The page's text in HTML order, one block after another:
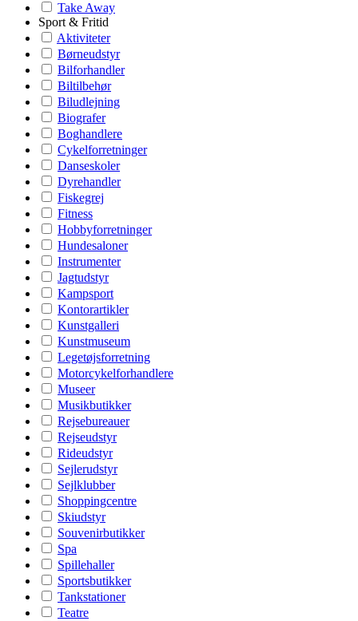
Take Away
Sport & Fritid
Aktiviteter
Børneudstyr
Bilforhandler
Biltilbehør
Biludlejning
Biografer
Boghandlere
Cykelforretninger
Danseskoler
Dyrehandler
Fiskegrej
Fitness
Hobbyforretninger
Hundesaloner
Instrumenter
Jagtudstyr
Kampsport
Kontorartikler
Kunstgalleri
Kunstmuseum
Legetøjsforretning
Motorcykelforhandlere
Museer
Musikbutikker
Rejsebureauer
Rejseudstyr
Rideudstyr
Sejlerudstyr
Sejlklubber
Shoppingcentre
Skiudstyr
Souvenirbutikker
Spa
Spillehaller
Sportsbutikker
Tankstationer
Teatre